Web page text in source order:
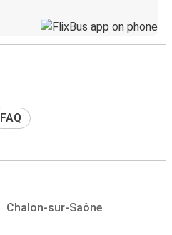
FAQ
Chalon-sur-Saône